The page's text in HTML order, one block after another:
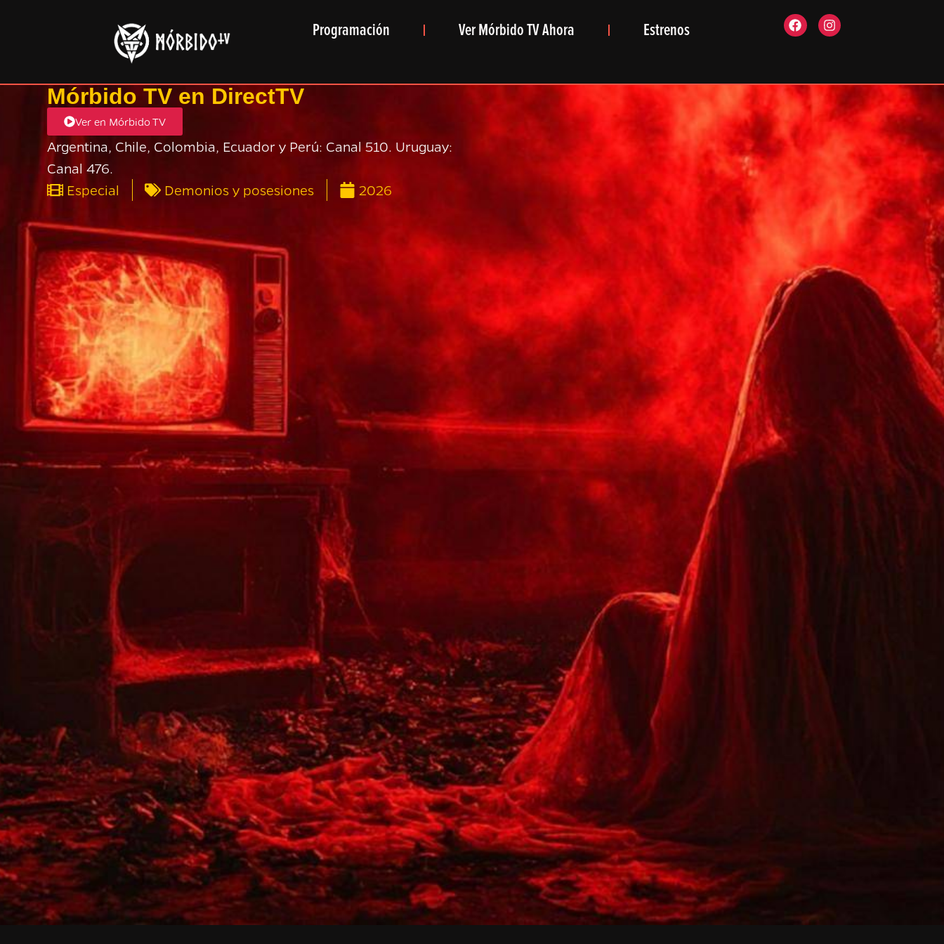
Programación Ver Mórbido TV Ahora Estrenos
Mórbido TV en DirectTV
Ver en Mórbido TV
Argentina, Chile, Colombia, Ecuador y Perú: Canal 510. Uruguay:
Canal 476.
Especial
Demonios y posesiones 2026